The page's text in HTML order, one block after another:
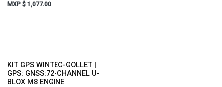
MXP $ 1,077.00
KIT GPS WINTEC-GOLLET |
GPS: GNSS:72-CHANNEL U-
BLOX M8 ENGINE